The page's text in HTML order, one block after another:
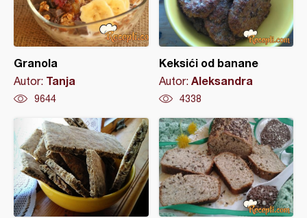
Granola
Autor: Tanja
9644
Keksići od banane
Autor: Aleksandra
4338